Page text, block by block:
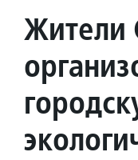
Жители